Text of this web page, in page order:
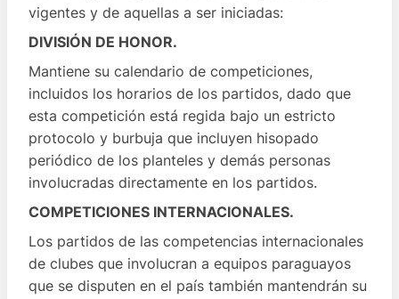
vigentes y de aquellas a ser iniciadas:
DIVISIÓN DE HONOR.
Mantiene su calendario de competiciones,
incluidos los horarios de los partidos, dado que
esta competición está regida bajo un estricto
protocolo y burbuja que incluyen hisopado
periódico de los planteles y demás personas
involucradas directamente en los partidos.
COMPETICIONES INTERNACIONALES.
Los partidos de las competencias internacionales
de clubes que involucran a equipos paraguayos
que se disputen en el país también mantendrán su